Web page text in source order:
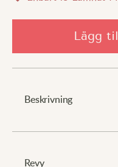
Lägg
Beskrivning
Revy